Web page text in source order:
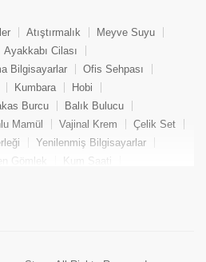
Atıştırmalık
Meyve Suyu
Ayakkabı Cilası
Bilgisayarlar
Ofis Sehpası
Kumbara
Hobi
Burcu
Balık Bulucu
Mamül Vajinal Krem
Çelik Set
Yenilenmiş Bilgisayarlar
Gömlek
Kum Saati